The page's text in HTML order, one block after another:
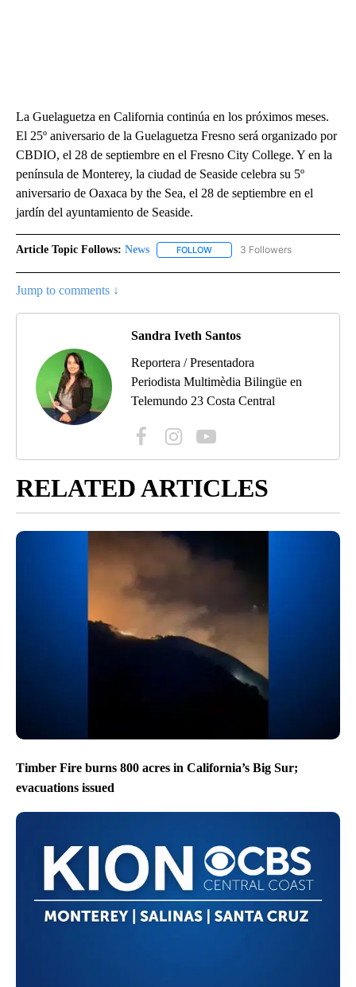
La Guelaguetza en California continúa en los próximos meses.
El 25º aniversario de la Guelaguetza Fresno será organizado por
CBDIO, el 28 de septiembre en el Fresno City College. Y en la
península de Monterey, la ciudad de Seaside celebra su 5º
aniversario de Oaxaca by the Sea, el 28 de septiembre en el
jardín del ayuntamiento de Seaside.
Article Topic Follows: News FOLLOW FOLLOW "NEWS" TO RECEIVE
3 Followers
Jump to comments ↓
Sandra Iveth Santos
Reportera / Presentadora
Periodista Multimèdia Bilingüe en
Telemundo 23 Costa Central
RELATED ARTICLES
Timber Fire burns 800 acres in California’s Big Sur;
evacuations issued